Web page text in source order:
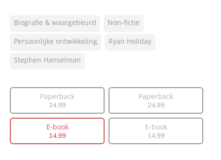
NUR:
770
Type:
E-book
Auteur(s):
Aantal pagina's:
Uitgever:
Lev.
Verschijningsdatum:
Biografie & waargebeurd
Non-fictie
Persoonlijke ontwikkeling
Ryan Holiday
Stephen Hanselman
Paperback
24,99
Paperback
24,99
E-book
14,99
E-book
14,99